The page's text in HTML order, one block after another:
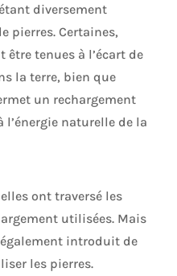
diversement
pierres. Certaines,
tenues à l’écart de
la terre, bien que
un rechargement
naturelle de la
ont traversé les
utilisées. Mais
introduit de
les pierres.